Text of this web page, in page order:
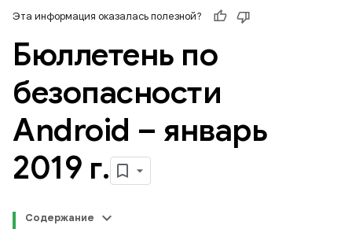
Эта информация оказалась полезной?
Бюллетень по
безопасности
Android – январь
2019 г.
Содержание